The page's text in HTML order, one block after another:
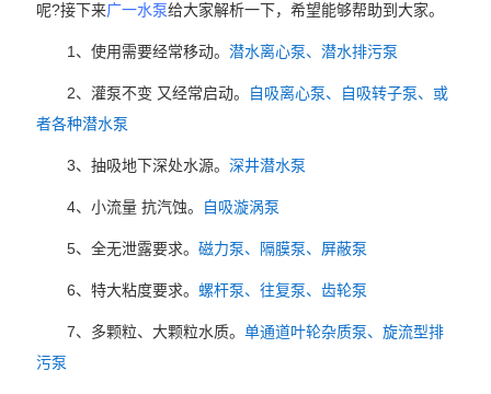
呢?接下来广一水泵给大家解析一下，希望能够帮助到大家。
1、使用需要经常移动。 潜水离心泵、潜水排污泵
2、灌泵不变 又经常启动。
自吸离心泵、自吸转子泵、或
者各种潜水泵
3、抽吸地下深处水源。 深井潜水泵
4、小流量 抗汽蚀。 自吸漩涡泵
5、全无泄露要求。 磁力泵、隔膜泵、屏蔽泵
6、特大粘度要求。 螺杆泵、往复泵、齿轮泵
7、多颗粒、大颗粒水质。 单通道叶轮杂质泵、旋流型排
污泵